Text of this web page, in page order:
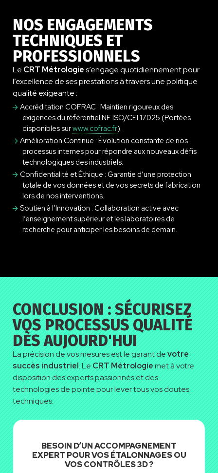
NOS ENGAGEMENTS
TECHNIQUES ET
PROFESSIONNELS
Le CRT Métrologies’engage quotidiennement pour
l’excellence de ses prestations à travers une politique
qualité exigeante :
Accréditation COFRAC : Maintien rigoureux des
exigences du référentiel NFISO/CEI 17025 (Portées
disponibles surwww.cofrac.fr).
Amélioration Continue : Évolution constante de nos
processus internes pour répondre aux nouveaux défis
technologiques des industriels.
Confidentialité et Éthique : Garantie d’une protection
totale de vos données et de vos secrets de fabrication
lors de nos interventions.
Soutien à l’Innovation : Collaboration active avec
l’enseignement supérieur et leslaboratoires de
recherche pour anticiper les besoins de demain.
CONCLUSION : SÉCURISEZ
VOS PROCESSUS QUALITÉ
DÈS AUJOURD'HUI
La précision de vos mesures est le garant devotre
succès industriel. LeCRT Métrologiemet à votre
disposition des experts passionnés et des
technologies de pointe pour lever tous vos doutes
techniques.
BESOIN D’UN ACCOMPAGNEMENT
EXPERT POUR VOS ÉTALONNAGES OU
VOS CONTRÔLES 3D ?